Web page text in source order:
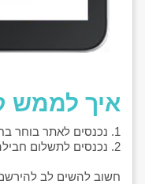
איך לממש
1. נכנסים לאתר בוחר בחבילה של fun
2. נכנסים לתשלום חבילה ממלא פרטים ומכניס את הקופון
חשוב להשים לב להירשם